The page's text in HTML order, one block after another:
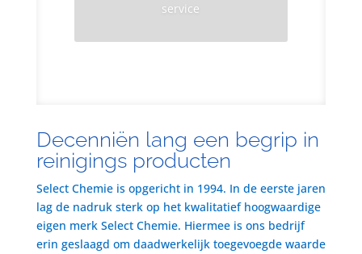
service
Decenniën lang een begrip in
reinigings producten
Select Chemie is opgericht in 1994. In de eerste jaren
lag de nadruk sterk op het kwalitatief hoogwaardige
eigen merk Select Chemie. Hiermee is ons bedrijf
erin geslaagd om daadwerkelijk toegevoegde waarde